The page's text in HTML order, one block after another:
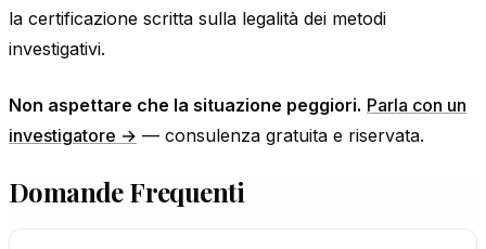
la certificazione scritta sulla legalità dei metodi
investigativi.
Non aspettare che la situazione peggiori. Parla con un
investigatore → — consulenza gratuita e riservata.
Domande Frequenti